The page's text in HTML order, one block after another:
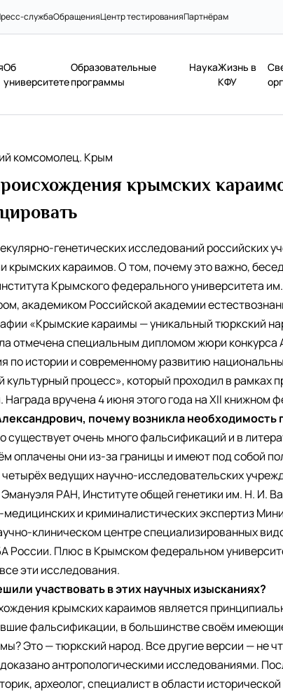
службаОбращенияЦентр тестированияПартнёрам
Об
университете
Образовательные
программы
НаукаЖизнь в
КФУ
комсомолец. Крым
крымских
генетических исследований российских
крымских караимов. О том, почему это важно,
Крымского федерального университета
академиком Российской академии
«Крымские караимы — уникальный тюркский
отмечена специальным дипломом жюри конкурса
по истории и современному развитию
культурный процесс», который проходил в рамках
Награда вручена 4 июня этого года на XII книжном
почему возникла необходимость
существует очень много фальсификаций и в
оплачены они из-за границы и имеют под собой
ведущих научно-исследовательских
РАН, Институте общей генетики им. Н. И.
и криминалистических экспертиз
клиническом центре специализированных
России. Плюс в Крымском федеральном
эти исследования.
участвовать в этих научных изысканиях?
крымских караимов является
фальсификации, в большинстве своём
Это — тюркский народ. Все другие версии — не
антропологическими исследованиями.
археолог, специалист в области